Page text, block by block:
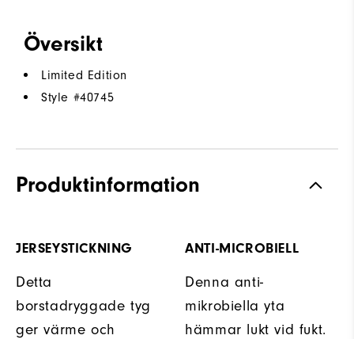
Översikt
Limited Edition
Style #40745
Produktinformation
JERSEYSTICKNING
Detta
borstadryggade tyg
ger värme och
ANTI-MICROBIELL
Denna anti-
mikrobiella yta
hämmar lukt vid fukt.